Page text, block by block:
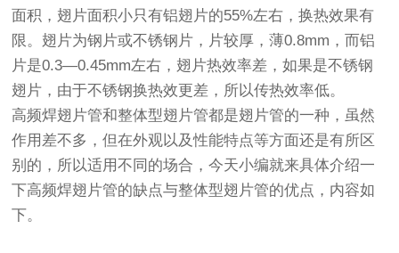
面积，翅片面积小只有铝翅片的55%左右，换热效果有
限。翅片为钢片或不锈钢片，片较厚，薄0.8mm，而铝
片是0.3—0.45mm左右，翅片热效率差，如果是不锈钢
翅片，由于不锈钢换热效更差，所以传热效率低。
高频焊翅片管和整体型翅片管都是翅片管的一种，虽然
作用差不多，但在外观以及性能特点等方面还是有所区
别的，所以适用不同的场合，今天小编就来具体介绍一
下高频焊翅片管的缺点与整体型翅片管的优点，内容如
下。